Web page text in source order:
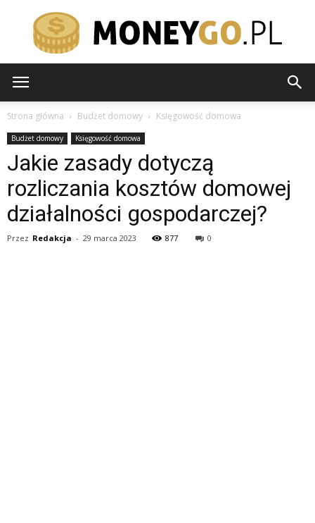
Strona główna Budżet domowy Księgowość domowa
Budżet domowy Księgowość domowa
Jakie zasady dotyczą
rozliczania kosztów domowej
działalności gospodarczej?
Przez Redakcja - 29 marca 2023 877 0